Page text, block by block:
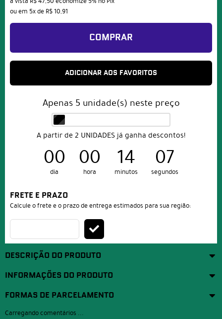
ou em 5xde R$ 10,91
COMPRAR
ADICIONAR AOS FAVORITOS
Apenas 5 unidade(s) neste preço
A partir de 2 UNIDADES já ganha descontos!
00
dia
00
hora
14
minutos
07
segundos
FRETE E PRAZO
Calcule o frete e o prazo de entrega estimados para sua região:
DESCRIÇÃO DO PRODUTO
INFORMAÇÕES DO PRODUTO
FORMAS DE PARCELAMENTO
Carregando comentários ...